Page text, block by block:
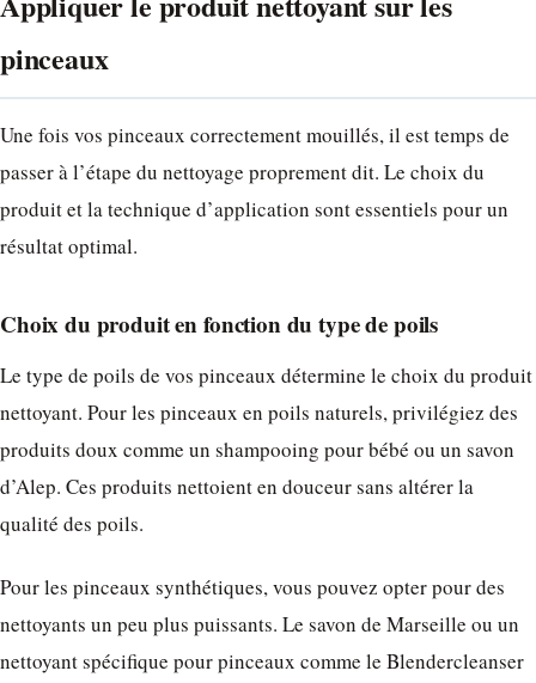
pinceaux
Une fois vos pinceaux correctement mouillés, il est temps de
passer à l’étape du nettoyage proprement dit. Le choix du
produit et la technique d’application sont essentiels pour un
résultat optimal.
Choix du produit en fonction du type de poils
Le type de poils de vos pinceaux détermine le choix du produit
nettoyant. Pour les pinceaux en poils naturels, privilégiez des
produits doux comme un shampooing pour bébé ou un savon
d’Alep. Ces produits nettoient en douceur sans altérer la
qualité des poils.
Pour les pinceaux synthétiques, vous pouvez opter pour des
nettoyants un peu plus puissants. Le savon de Marseille ou un
nettoyant spécifique pour pinceaux comme le Blendercleanser